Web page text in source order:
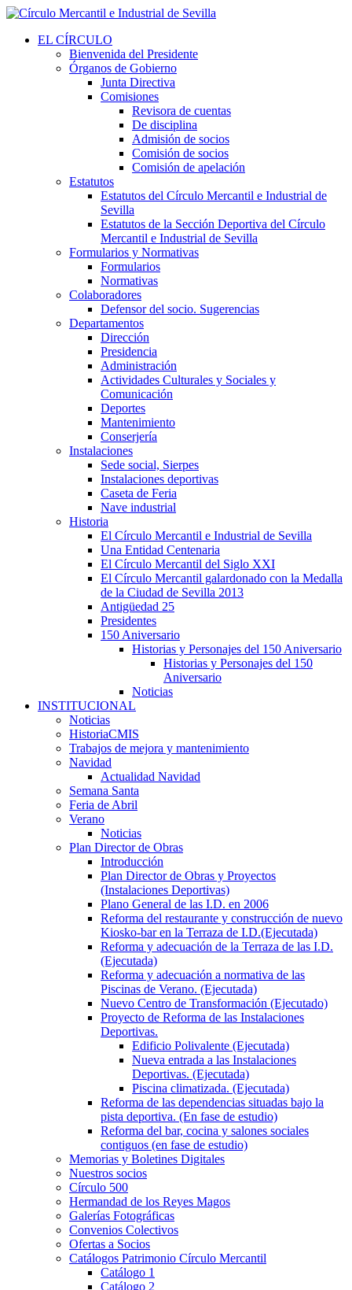
EL CÍRCULO
Bienvenida del Presidente
Órganos de Gobierno
Junta Directiva
Comisiones
Revisora de cuentas
De disciplina
Admisión de socios
Comisión de socios
Comisión de apelación
Estatutos
Estatutos del Círculo Mercantil e Industrial de
Sevilla
Estatutos de la Sección Deportiva del Círculo
Mercantil e Industrial de Sevilla
Formularios y Normativas
Formularios
Normativas
Colaboradores
Defensor del socio. Sugerencias
Departamentos
Dirección
Presidencia
Administración
Actividades Culturales y Sociales y
Comunicación
Deportes
Mantenimiento
Conserjería
Instalaciones
Sede social, Sierpes
Instalaciones deportivas
Caseta de Feria
Nave industrial
Historia
El Círculo Mercantil e Industrial de Sevilla
Una Entidad Centenaria
El Círculo Mercantil del Siglo XXI
El Círculo Mercantil galardonado con la Medalla
de la Ciudad de Sevilla 2013
Antigüedad 25
Presidentes
150 Aniversario
Historias y Personajes del 150 Aniversario
Historias y Personajes del 150
Aniversario
Noticias
INSTITUCIONAL
Noticias
HistoriaCMIS
Trabajos de mejora y mantenimiento
Navidad
Actualidad Navidad
Semana Santa
Feria de Abril
Verano
Noticias
Plan Director de Obras
Introducción
Plan Director de Obras y Proyectos
(Instalaciones Deportivas)
Plano General de las I.D. en 2006
Reforma del restaurante y construcción de nuevo
Kiosko-bar en la Terraza de I.D.(Ejecutada)
Reforma y adecuación de la Terraza de las I.D.
(Ejecutada)
Reforma y adecuación a normativa de las
Piscinas de Verano. (Ejecutada)
Nuevo Centro de Transformación (Ejecutado)
Proyecto de Reforma de las Instalaciones
Deportivas.
Edificio Polivalente (Ejecutada)
Nueva entrada a las Instalaciones
Deportivas. (Ejecutada)
Piscina climatizada. (Ejecutada)
Reforma de las dependencias situadas bajo la
pista deportiva. (En fase de estudio)
Reforma del bar, cocina y salones sociales
contiguos (en fase de estudio)
Memorias y Boletines Digitales
Nuestros socios
Círculo 500
Hermandad de los Reyes Magos
Galerías Fotográficas
Convenios Colectivos
Ofertas a Socios
Catálogos Patrimonio Círculo Mercantil
Catálogo 1
Catálogo 2